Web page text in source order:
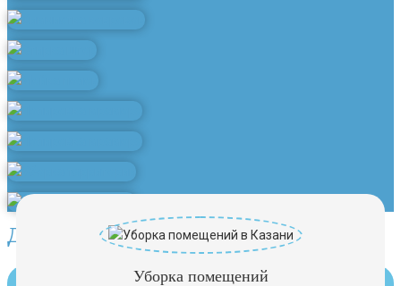
Другие услуги клининга
Уборка помещений